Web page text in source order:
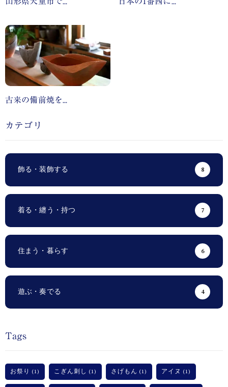
古来の備前焼を...
カテゴリ
飾る・装飾する 8
着る・纏う・持つ 7
住まう・暮らす 6
遊ぶ・奏でる 4
Tags
お祭り (1) こぎん刺し (1) さげもん (1) アイヌ (1)